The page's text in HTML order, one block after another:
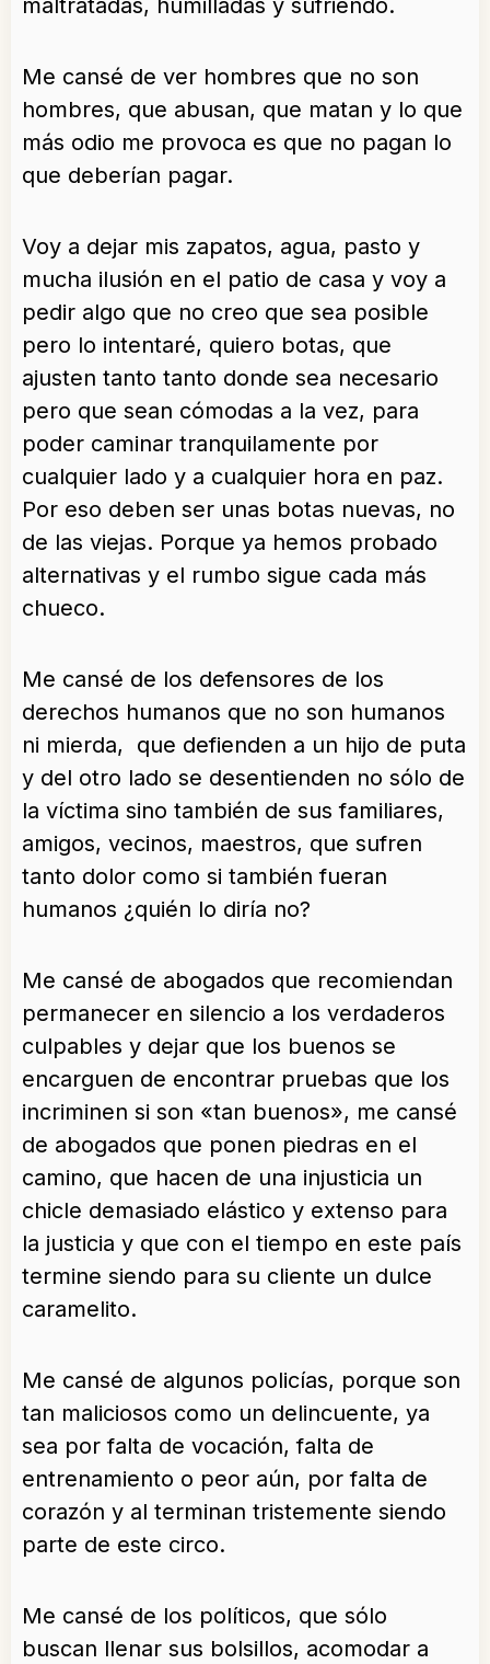
maltratadas, humilladas y sufriendo.
Me cansé de ver hombres que no son
hombres, que abusan, que matan y lo que
más odio me provoca es que no pagan lo
que deberían pagar.
Voy a dejar mis zapatos, agua, pasto y
mucha ilusión en el patio de casa y voy a
pedir algo que no creo que sea posible
pero lo intentaré, quiero botas, que
ajusten tanto tanto donde sea necesario
pero que sean cómodas a la vez, para
poder caminar tranquilamente por
cualquier lado y a cualquier hora en paz.
Por eso deben ser unas botas nuevas, no
de las viejas. Porque ya hemos probado
alternativas y el rumbo sigue cada más
chueco.
Me cansé de los defensores de los
derechos humanos que no son humanos
ni mierda, que defienden a un hijo de puta
y del otro lado se desentienden no sólo de
la víctima sino también de sus familiares,
amigos, vecinos, maestros, que sufren
tanto dolor como si también fueran
humanos ¿quién lo diría no?
Me cansé de abogados que recomiendan
permanecer en silencio a los verdaderos
culpables y dejar que los buenos se
encarguen de encontrar pruebas que los
incriminen si son «tan buenos», me cansé
de abogados que ponen piedras en el
camino, que hacen de una injusticia un
chicle demasiado elástico y extenso para
la justicia y que con el tiempo en este país
termine siendo para su cliente un dulce
caramelito.
Me cansé de algunos policías, porque son
tan maliciosos como un delincuente, ya
sea por falta de vocación, falta de
entrenamiento o peor aún, por falta de
corazón y al terminan tristemente siendo
parte de este circo.
Me cansé de los políticos, que sólo
buscan llenar sus bolsillos, acomodar a